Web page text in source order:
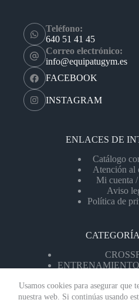
Usamos cookies para asegurar que
nuestra web. Si continúas usando
Teléfono:
640 51 41 45
Correo electrónico:
info@equipatugym.es
FACEBOOK
INSTAGRAM
ENLACES DE
Catálogo
Atención al
Mi cuenta
Aviso
Política de
MÁQUINAS